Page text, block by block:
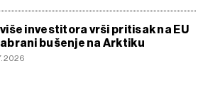
investitora vrši pritisak na EU
bušenje na Arktiku